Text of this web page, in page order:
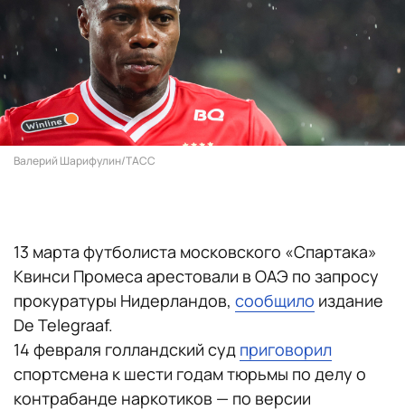
Валерий Шарифулин/ТАСС
13 марта футболиста московского «Спартака»
Квинси Промеса арестовали в ОАЭ по запросу
прокуратуры Нидерландов, сообщило издание
De Telegraaf.
14 февраля голландский суд приговорил
спортсмена к шести годам тюрьмы по делу о
контрабанде наркотиков — по версии